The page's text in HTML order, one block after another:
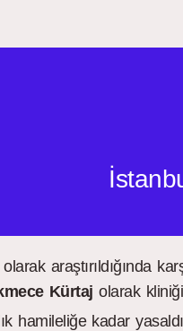
araştırıldığında
Kürtajolarak
hamileliğe kadar